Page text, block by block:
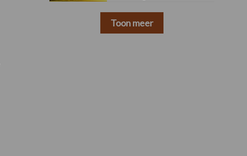
Toon meer